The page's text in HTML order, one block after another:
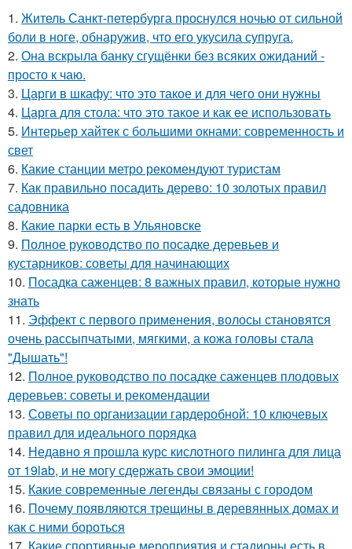
1. Житель Санкт-петербурга проснулся ночью от сильной
боли в ноге, обнаружив, что его укусила супруга.
2. Она вскрыла банку сгущёнки без всяких ожиданий -
просто к чаю.
3. Царги в шкафу: что это такое и для чего они нужны
4. Царга для стола: что это такое и как ее использовать
5. Интерьер хайтек с большими окнами: современность и
свет
6. Какие станции метро рекомендуют туристам
7. Как правильно посадить дерево: 10 золотых правил
садовника
8. Какие парки есть в Ульяновске
9. Полное руководство по посадке деревьев и
кустарников: советы для начинающих
10. Посадка саженцев: 8 важных правил, которые нужно
знать
11. Эффект с первого применения, волосы становятся
очень рассыпчатыми, мягкими, а кожа головы стала
"Дышать"!
12. Полное руководство по посадке саженцев плодовых
деревьев: советы и рекомендации
13. Советы по организации гардеробной: 10 ключевых
правил для идеального порядка
14. Недавно я прошла курс кислотного пилинга для лица
от 19lab, и не могу сдержать свои эмоции!
15. Какие современные легенды связаны с городом
16. Почему появляются трещины в деревянных домах и
как с ними бороться